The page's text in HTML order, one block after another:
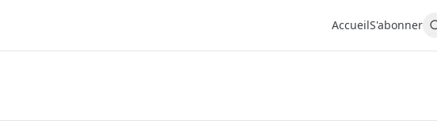
AccueilS'abonner